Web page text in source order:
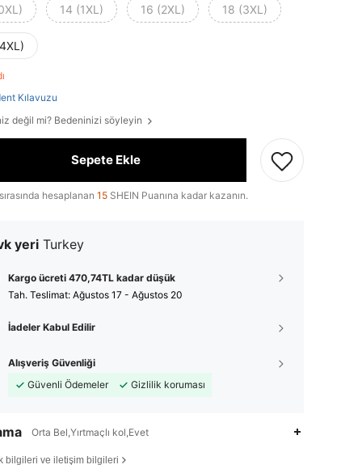
14 (1XL) 16 (2XL) 18 (3XL)
Kılavuzu
değil mi? Bedeninizi söyleyin
Sepete Ekle
hesaplanan 15 SHEIN Puanına kadar kazanın.
yeri Turkey
Kargo ücreti 470,74TL kadar düşük
Tah. Teslimat: Ağustos 17 - Ağustos 20
İadeler Kabul Edilir
Alışveriş Güvenliği
Güvenli Ödemeler
Gizlilik koruması
Orta Bel,Yırtmaçlı kol,Evet
bilgileri ve iletişim bilgileri